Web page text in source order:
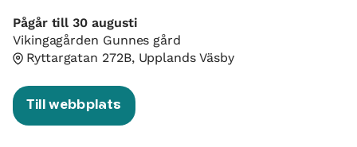
Pågår till 30 augusti
Vikingagården Gunnes gård
Ryttargatan 272B, Upplands Väsby
Till webbplats